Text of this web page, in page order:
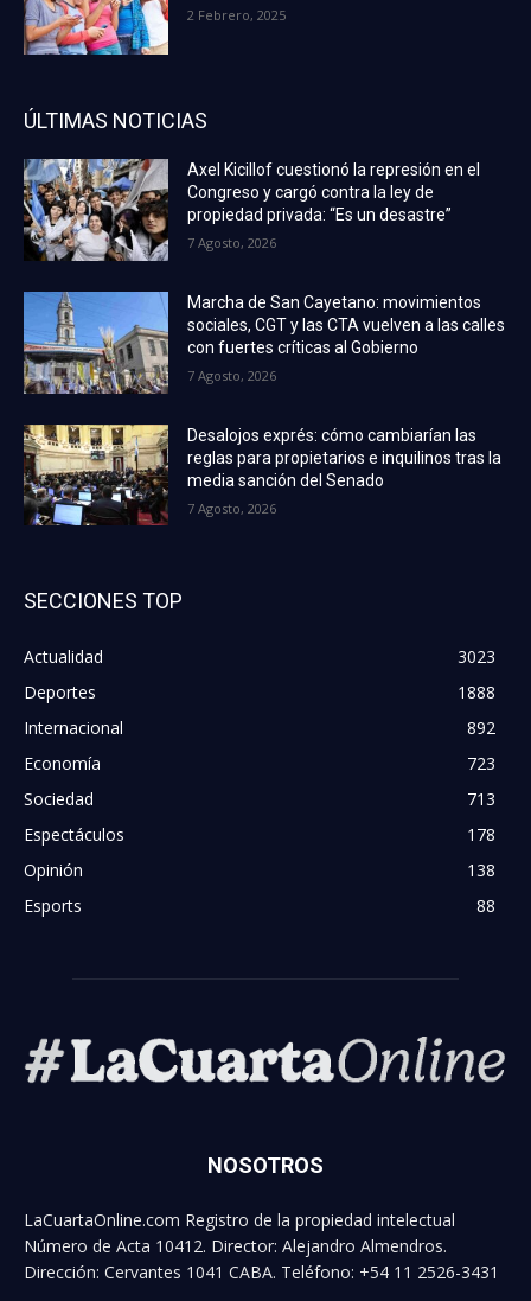
2 Febrero, 2025
ÚLTIMAS NOTICIAS
Axel Kicillof cuestionó la represión en el
Congreso y cargó contra la ley de
propiedad privada: “Es un desastre”
7 Agosto, 2026
Marcha de San Cayetano: movimientos
sociales, CGT y las CTA vuelven a las calles
con fuertes críticas al Gobierno
7 Agosto, 2026
Desalojos exprés: cómo cambiarían las
reglas para propietarios e inquilinos tras la
media sanción del Senado
7 Agosto, 2026
SECCIONES TOP
Actualidad
3023
Deportes
1888
Internacional
892
Economía
723
Sociedad
713
Espectáculos
178
Opinión
138
Esports
88
NOSOTROS
LaCuartaOnline.com Registro de la propiedad intelectual
Número de Acta 10412. Director: Alejandro Almendros.
Dirección: Cervantes 1041 CABA. Teléfono: +54 11 2526-3431